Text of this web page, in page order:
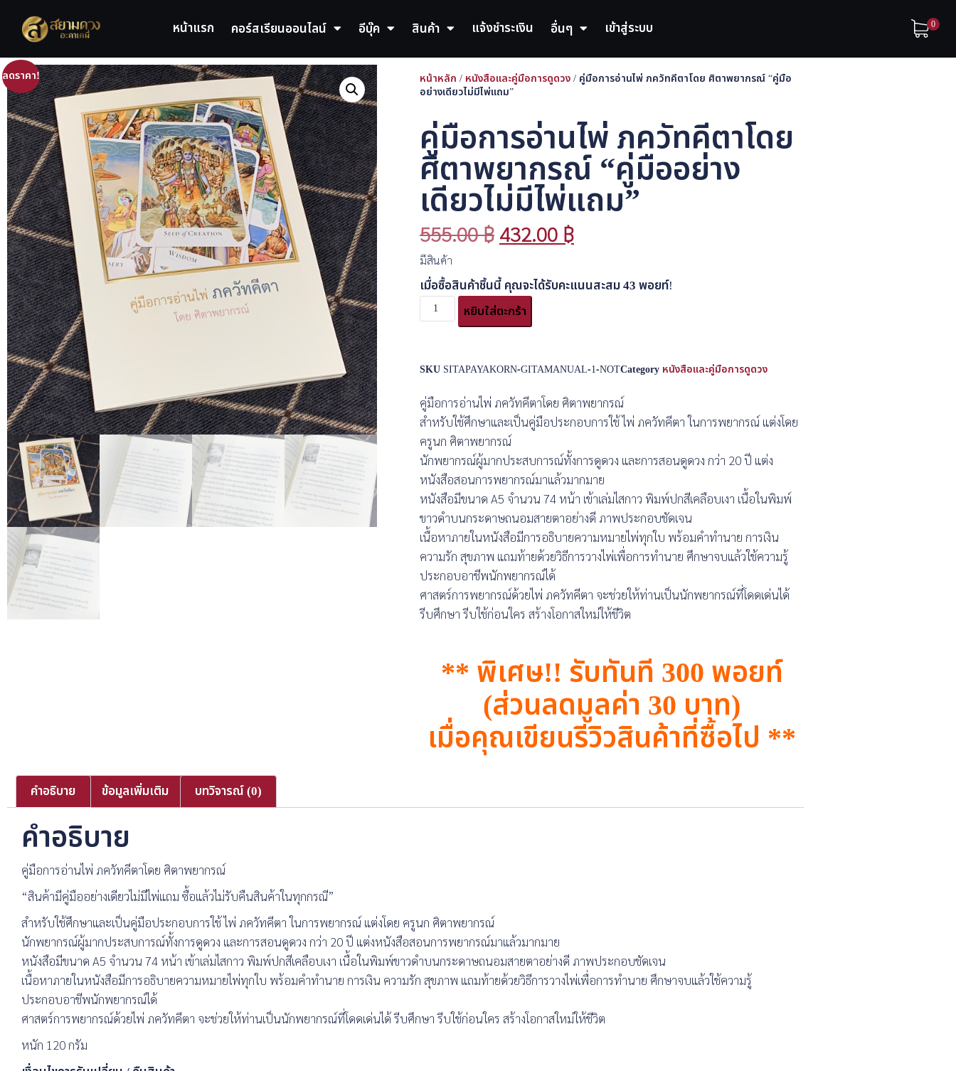
หน้าแรก คอร์สเรียนออนไลน์ อีบุ๊ค สินค้า แจ้งชำระเงิน อื่นๆ เข้าสู่ระบบ 0
ลดราคา! หน้าหลัก / หนังสือและคู่มือการดูดวง/ คู่มือการอ่านไพ่ ภควัทคีตาโดย ศิตาพยากรณ์ “คู่มือ
อย่างเดียวไม่มีไพ่แถม”
คู่มือการอ่านไพ่ ภควัทคีตาโดย
ศิตาพยากรณ์ “คู่มืออย่าง
เดียวไม่มีไพ่แถม”
555.00฿ 432.00 ฿
มีสินค้า
เมื่อซื้อสินค้าชิ้นนี้ คุณจะได้รับคะแนนสะสม43พอยท์!
หยิบใส่ตะกร้า
SKU SITAPAYAKORN-GITAMANUAL-1-NOTCategory หนังสือและคู่มือการดูดวง
คู่มือการอ่านไพ่ ภควัทคีตาโดย ศิตาพยากรณ์
สำหรับใช้ศึกษาและเป็นคู่มือประกอบการใช้ ไพ่ ภควัทคีตา ในการพยากรณ์ แต่งโดย
ครูนก ศิตาพยากรณ์
นักพยากรณ์ผู้มากประสบการณ์ทั้งการดูดวง และการสอนดูดวง กว่า 20 ปี แต่ง
หนังสือสอนการพยากรณ์มาแล้วมากมาย
หนังสือมีขนาด A5 จำนวน 74 หน้า เข้าเล่มไสกาว พิมพ์ปกสีเคลือบเงา เนื้อในพิมพ์
ขาวดำบนกระดาษถนอมสายตาอย่างดี ภาพประกอบชัดเจน
เนื้อหาภายในหนังสือมีการอธิบายความหมายไพ่ทุกใบ พร้อมคำทำนาย การเงิน
ความรัก สุขภาพ แถมท้ายด้วยวิธีการวางไพ่เพื่อการทำนาย ศึกษาจบแล้วใช้ความรู้
ประกอบอาชีพนักพยากรณ์ได้
ศาสตร์การพยากรณ์ด้วยไพ่ ภควัทคีตา จะช่วยให้ท่านเป็นนักพยากรณ์ที่โดดเด่นได้
รีบศึกษา รีบใช้ก่อนใคร สร้างโอกาสใหม่ให้ชีวิต
** พิเศษ!! รับทันที 300 พอยท์
(ส่วนลดมูลค่า 30 บาท)
เมื่อคุณเขียนรีวิวสินค้าที่ซื้อไป **
คำอธิบาย ข้อมูลเพิ่มเติม บทวิจารณ์ (0)
คำอธิบาย
คู่มือการอ่านไพ่ ภควัทคีตาโดย ศิตาพยากรณ์
“สินค้ามีคู่มืออย่างเดียวไม่มีไพ่แถม ซื้อแล้วไม่รับคืนสินค้าในทุกกรณี”
สำหรับใช้ศึกษาและเป็นคู่มือประกอบการใช้ ไพ่ ภควัทคีตา ในการพยากรณ์ แต่งโดย ครูนก ศิตาพยากรณ์
นักพยากรณ์ผู้มากประสบการณ์ทั้งการดูดวง และการสอนดูดวง กว่า 20 ปี แต่งหนังสือสอนการพยากรณ์มาแล้วมากมาย
หนังสือมีขนาด A5 จำนวน 74 หน้า เข้าเล่มไสกาว พิมพ์ปกสีเคลือบเงา เนื้อในพิมพ์ขาวดำบนกระดาษถนอมสายตาอย่างดี ภาพประกอบชัดเจน
เนื้อหาภายในหนังสือมีการอธิบายความหมายไพ่ทุกใบ พร้อมคำทำนาย การเงิน ความรัก สุขภาพ แถมท้ายด้วยวิธีการวางไพ่เพื่อการทำนาย ศึกษาจบแล้วใช้ความรู้
ประกอบอาชีพนักพยากรณ์ได้
ศาสตร์การพยากรณ์ด้วยไพ่ ภควัทคีตา จะช่วยให้ท่านเป็นนักพยากรณ์ที่โดดเด่นได้ รีบศึกษา รีบใช้ก่อนใคร สร้างโอกาสใหม่ให้ชีวิต
หนัก 120 กรัม